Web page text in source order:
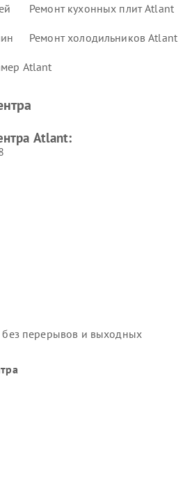
Ремонт кухонных плит Atlant
Ремонт холодильников Atlant
Atlant
Atlant:
перерывов и выходных